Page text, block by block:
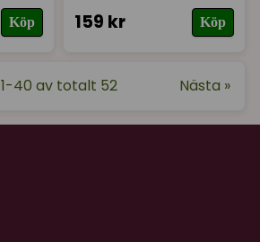
Köp 159 kr Köp
1-40 av totalt 52 Nästa »